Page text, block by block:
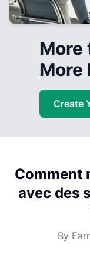
More
More
Create
Comment
avec des
By